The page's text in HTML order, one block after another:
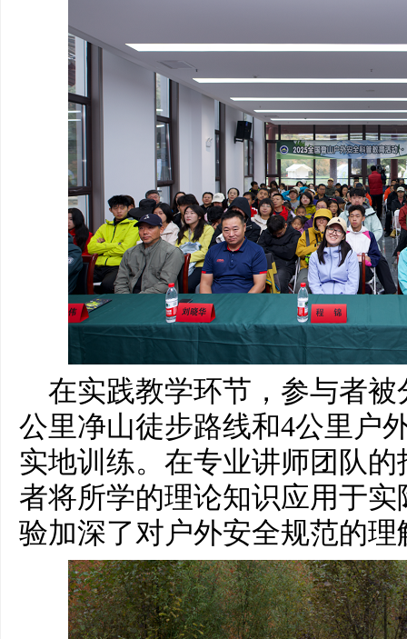
在实践教学环节，参与者
公里净山徒步路线和4公里户
实地训练。在专业讲师团队
者将所学的理论知识应用于
验加深了对户外安全规范的理